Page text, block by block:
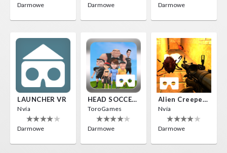
Darmowe Darmowe Darmowe
LAUNCHER VR
Nvía
Darmowe
HEAD SOCCER VR
ToroGames
Darmowe
Alien Creepers VR
Nvía
Darmowe